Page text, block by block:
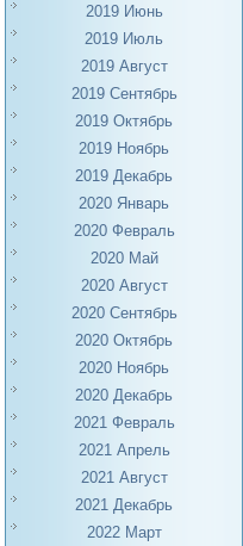
2019 Июнь
2019 Июль
2019 Август
2019 Сентябрь
2019 Октябрь
2019 Ноябрь
2019 Декабрь
2020 Январь
2020 Февраль
2020 Май
2020 Август
2020 Сентябрь
2020 Октябрь
2020 Ноябрь
2020 Декабрь
2021 Февраль
2021 Апрель
2021 Август
2021 Декабрь
2022 Март